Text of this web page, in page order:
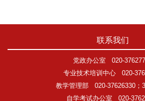
联系我们
党政办公室
020-
专业技术培训中心
020-
教学管理部
020-37626330；
自学考试办公室
020-